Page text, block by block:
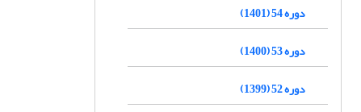
دوره 54 (1401)
دوره 53 (1400)
دوره 52 (1399)